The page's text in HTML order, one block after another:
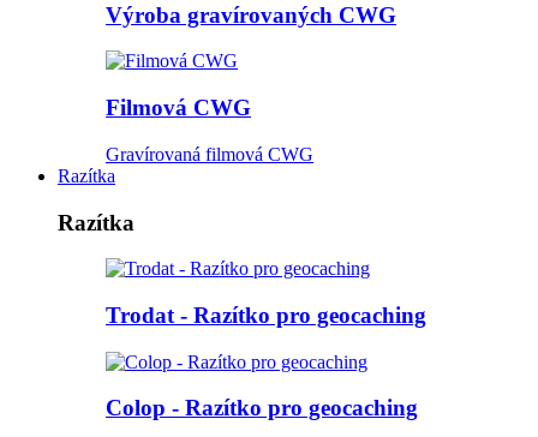
Výroba gravírovaných CWG
Filmová CWG
Gravírovaná filmová CWG
Razítka
Razítka
Trodat - Razítko pro geocaching
Colop - Razítko pro geocaching